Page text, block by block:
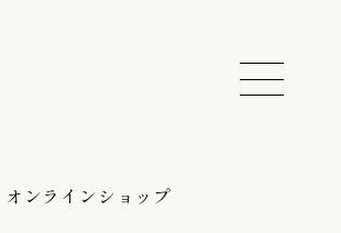
オンラインショップ